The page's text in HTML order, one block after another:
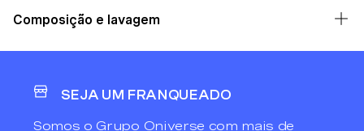
Composição e lavagem
SEJA UM FRANQUEADO
Somos o Grupo Oniverse com mais de